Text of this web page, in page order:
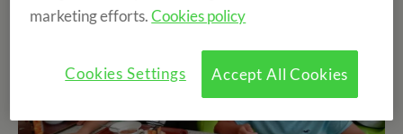
marketing efforts.Cookies policy
Accept All Cookies
Cookies Settings